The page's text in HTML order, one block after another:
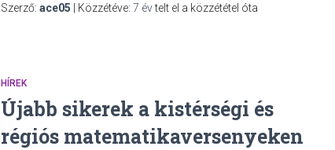
Szerző: ace05 | Közzétéve: 7 évtelt el a közzététel óta
HÍREK
Újabb sikerek a kistérségi és
régiós matematikaversenyeken